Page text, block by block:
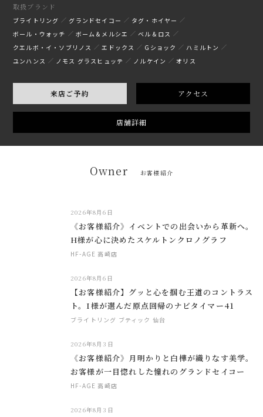
取扱ブランド
ブライトリング グランドセイコー
タグ・ホイヤー
ボール・ウォッチ
ボーム＆メルシエ
ベル＆ロス
クエルボ・イ・ソブリノス
エドックス Gショック
ハミルトン
ユンハンス
ノモス グラスヒュッテ ノルケイン オリス
来店ご予約 アクセス
店舗詳細
Owner お客様紹介
2026年8月6日
《お客様紹介》イベントでの出会いから革新へ。
H様が心に決めたスケルトンクロノグラフ
HF-AGE 高崎店
2026年8月6日
【お客様紹介】グッと心を掴む王道のコントラス
ト。I様が選んだ原点回帰のナビタイマー41
ブライトリング ブティック 仙台
2026年8月3日
《お客様紹介》月明かりと白樺が織りなす美学。
お客様が一目惚れした憧れのグランドセイコー
HF-AGE 高崎店
2026年8月3日